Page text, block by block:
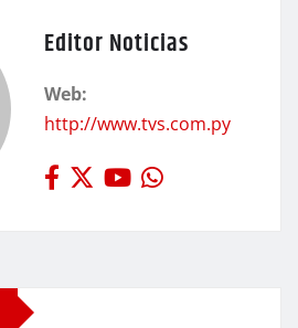
Editor Noticias
Web:
http://www.tvs.com.py